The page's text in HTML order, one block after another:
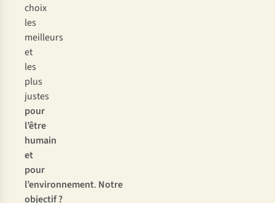
choix
les
meilleurs
et
les
plus
justes
pour
l’être
humain
et
pour
l’environnement. Notre
objectif ?